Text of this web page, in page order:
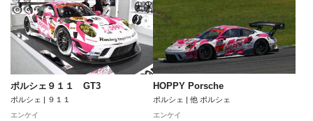
ポルシェ９１１ GT3
ポルシェ | ９１１
エンケイ
HOPPY Porsche
ポルシェ | 他 ポルシェ
エンケイ